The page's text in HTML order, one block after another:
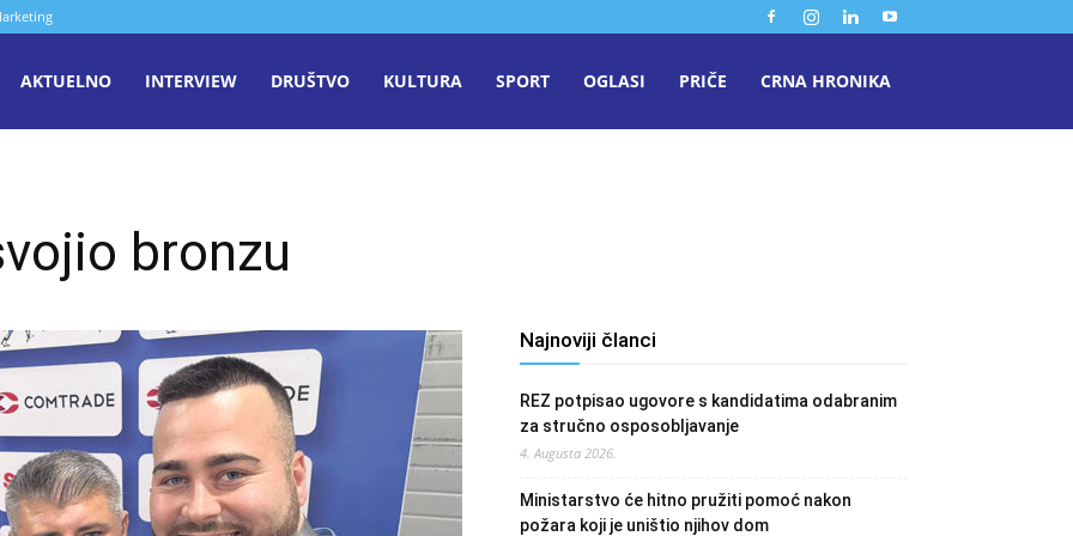
AKTUELNO INTERVIEW DRUŠTVO KULTURA SPORT OGLASI PRIČE CRNA HRONIKA
bronzu
Najnoviji članci
REZ potpisao ugovore s kandidatima odabranim
za stručno osposobljavanje
4. Augusta 2026.
Ministarstvo će hitno pružiti pomoć nakon
požara koji je uništio njihov dom